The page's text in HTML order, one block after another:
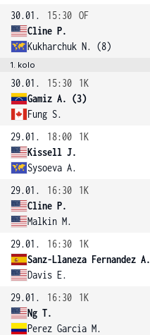
30.01.
15:30 OF
Cline P.
Kukharchuk N. (8)
1. kolo
30.01. 15:30
1K
Gamiz A. (3)
Fung S.
29.01.
18:00
1K
Kissell J.
Sysoeva A.
29.01.
16:30
1K
Cline P.
Malkin M.
29.01.
16:30
1K
Sanz-Llaneza Fernandez A.
Davis E.
29.01.
16:30
1K
Ng T.
Perez Garcia M.